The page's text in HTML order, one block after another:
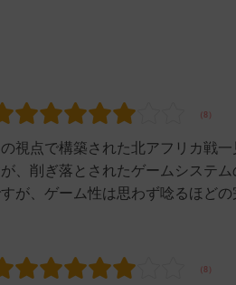
視点で構築された北アフリカ戦
、削ぎ落とされたゲームシステ
が、ゲーム性は思わず唸るほどの